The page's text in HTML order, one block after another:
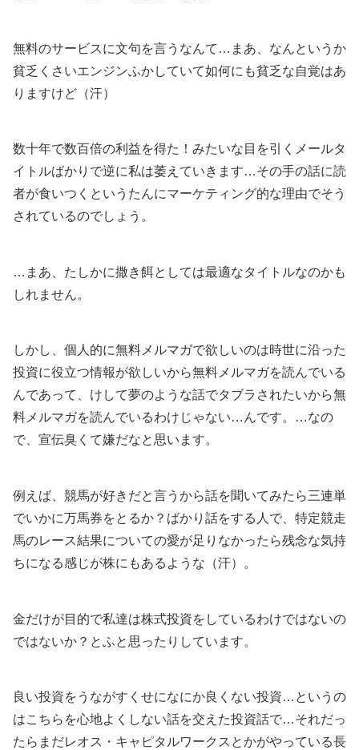
無料のサービスに文句を言うなんて…まあ、なんというか
貧乏くさいエンジンふかしていて如何にも貧乏な自覚はあ
りますけど（汗）
数十年で数百倍の利益を得た！みたいな目を引くメールタ
イトルばかりで逆に私は萎えていきます…その手の話に読
者が食いつくというたんにマーケティング的な理由でそう
されているのでしょう。
…まあ、たしかに撒き餌としては最適なタイトルなのかも
しれません。
しかし、個人的に無料メルマガで欲しいのは時世に沿った
投資に役立つ情報が欲しいから無料メルマガを読んでいる
んであって、けして夢のような話でタブラされたいから無
料メルマガを読んでいるわけじゃない…んです。…なの
で、宣伝臭くて嫌だなと思います。
例えば、競馬が好きだと言うから話を聞いてみたら三連単
でいかに万馬券をとるか？ばかり話をする人で、特定競走
馬のレース結果についての愛が足りなかったら残念な気持
ちになる感じが株にもあるような（汗）。
金だけが目的で私達は株式投資をしているわけではないの
ではないか？とふと思ったりしています。
良い投資をうながすくせになにか良くない投資…というの
はこちらを心地よくしない話を交えた投資話で…それだっ
たらまだレオス・キャピタルワークスとかがやっている長